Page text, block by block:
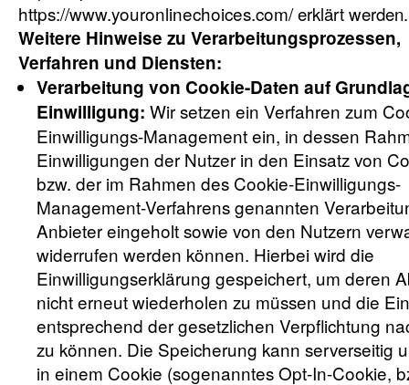
https://www.youronlinechoices.com/erklärt werden.
Weitere Hinweise zu Verarbeitungsprozessen,
Verfahren und Diensten:
Verarbeitung von Cookie-Daten auf
Einwilligung: Wir setzen ein Verfahren zum
Einwilligungs-Management ein, in dessen
Einwilligungen der Nutzer in den Einsatz von
bzw. der im Rahmen des Cookie-Einwilligungs-
Management-Verfahrens genannten
Anbieter eingeholt sowie von den Nutzern
widerrufen werden können. Hierbei wird die
Einwilligungserklärung gespeichert, um deren
nicht erneut wiederholen zu müssen und die
entsprechend der gesetzlichen Verpflichtung
zu können. Die Speicherung kann serverseitig
in einem Cookie (sogenanntes Opt-In-Cookie,